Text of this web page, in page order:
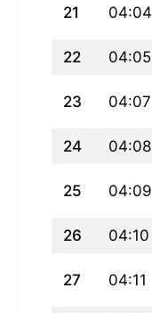
21 04:04
22 04:05
23 04:07
24 04:08
25 04:09
26 04:10
27 04:11